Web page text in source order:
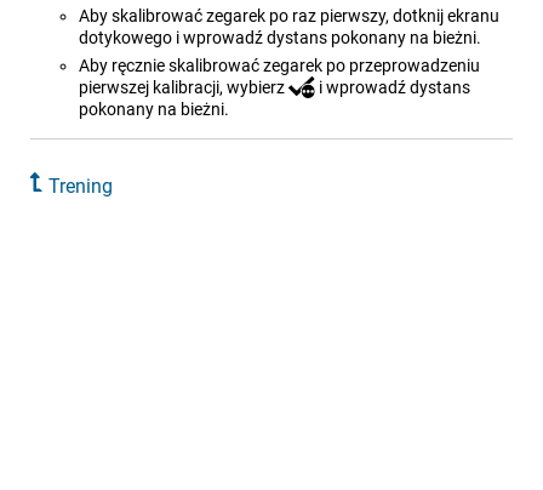
Aby skalibrować zegarek po raz pierwszy, dotknij ekranu
dotykowego i wprowadź dystans pokonany na bieżni.
Aby ręcznie skalibrować zegarek po przeprowadzeniu
pierwszej kalibracji, wybierz
i wprowadź dystans
pokonany na bieżni.
Trening